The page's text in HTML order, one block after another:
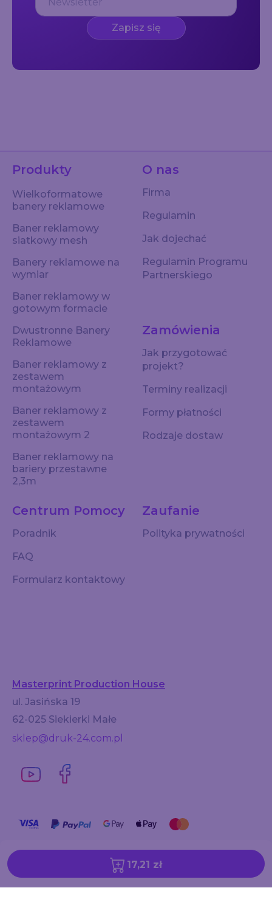
17,21 zł
Zapisz się
Produkty
Wielkoformatowe
banery reklamowe
Baner reklamowy
siatkowy mesh
Banery reklamowe na
wymiar
Baner reklamowy w
gotowym formacie
Dwustronne Banery
Reklamowe
Baner reklamowy z
zestawem
montażowym
Baner reklamowy z
zestawem
montażowym 2
Baner reklamowy na
bariery przestawne
2,3m
O nas
Firma
Regulamin
Jak dojechać
Regulamin Programu
Partnerskiego
Centrum Pomocy
Poradnik
FAQ
Formularz kontaktowy
Zaufanie
Polityka prywatności
Zamówienia
Jak przygotować
projekt?
Terminy realizacji
Formy płatności
Rodzaje dostaw
Masterprint Production House
ul. Jasińska 19
62-025 Siekierki Małe
sklep@druk-24.com.pl